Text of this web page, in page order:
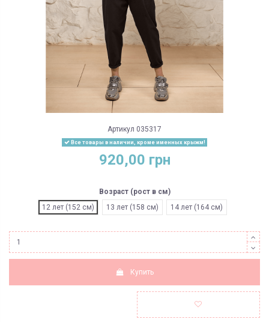
Артикул 035317
Все товары в наличии, кроме именных крыжм!
920,00 грн
Возраст (рост в см)
12 лет (152 см)
13 лет (158 см) 14 лет (164 см)
Купить